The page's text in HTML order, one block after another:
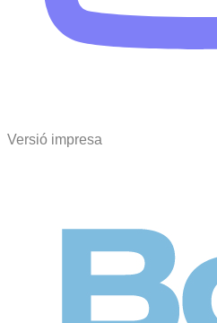
Versió impresa